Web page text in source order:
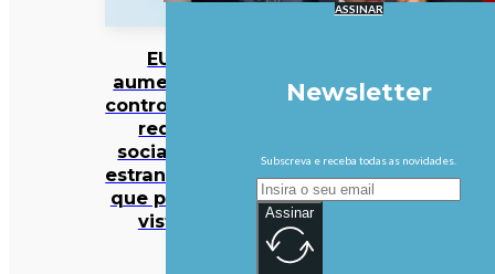
EUA
aumentam
controlo das
redes
sociais de
estrangeiros
que pedem
vistos
ASSINAR
Newsletter
Subscreva e receba todas as novidades.
Assinar